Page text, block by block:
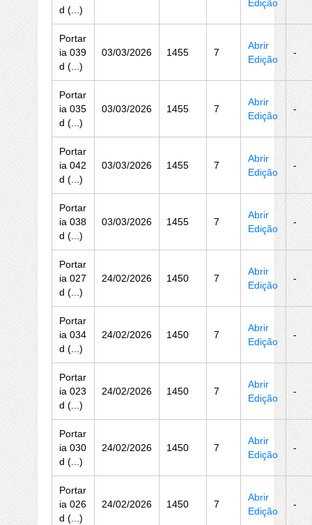
d (...)
Edição
Portar
ia 039
d (...)
03/03/2026 1455 7
Abrir
Edição
-
Portar
ia 035
d (...)
03/03/2026 1455 7
Abrir
Edição
-
Portar
ia 042
d (...)
03/03/2026 1455 7
Abrir
Edição
-
Portar
ia 038
d (...)
03/03/2026 1455 7
Abrir
Edição
-
Portar
ia 027
d (...)
24/02/2026 1450 7
Abrir
Edição
-
Portar
ia 034
d (...)
24/02/2026 1450 7
Abrir
Edição
-
Portar
ia 023
d (...)
24/02/2026 1450 7
Abrir
Edição
-
Portar
ia 030
d (...)
24/02/2026 1450 7
Abrir
Edição
-
Portar
ia 026
d (...)
24/02/2026 1450 7
Abrir
Edição
-